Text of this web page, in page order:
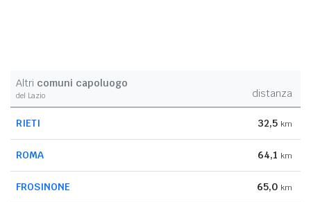
Altri comuni capoluogo
del Lazio distanza
RIETI 32,5 km
ROMA 64,1 km
FROSINONE 65,0 km